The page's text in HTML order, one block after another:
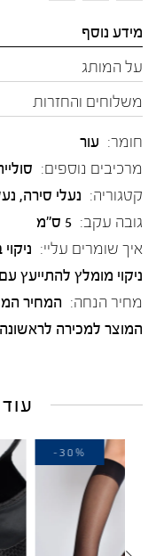
מידע נוסף
על המותג
משלוחים והחזרות
חומר: עור
מרכיבים נוספים:
קטגוריה: נעלי סירה,
גובה עקב: 5 ס"מ
איך שומרים עליי:
ניקוי מומלץ להתייעץ
מחיר הנחה: המחיר
המוצר למכירה לראשונה